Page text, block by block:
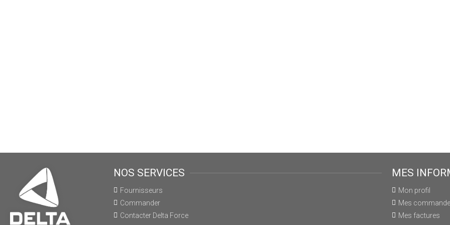
NOS SERVICES
Fournisseurs
Commander
Contacter Delta Force
MES
Mon profil
Mes
Mes factures